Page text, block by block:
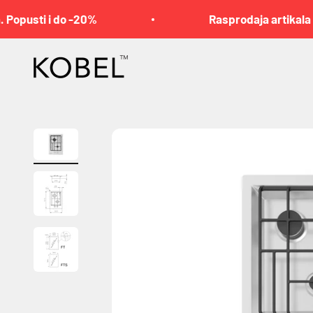
i do -20% Rasprodaja artikala
KOBEL™